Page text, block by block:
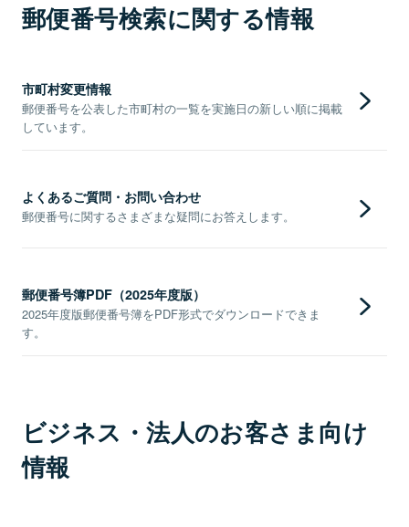
郵便番号検索に関する情報
市町村変更情報
郵便番号を公表した市町村の一覧を実施日の新しい順に掲載
しています。
よくあるご質問・お問い合わせ
郵便番号に関するさまざまな疑問にお答えします。
郵便番号簿PDF（2025年度版）
2025年度版郵便番号簿をPDF形式でダウンロードできま
す。
ビジネス・法人のお客さま向け
情報